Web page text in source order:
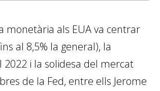
monetària als EUA va centrar
al 8,5% la general), la
i la solidesa del mercat
de la Fed, entre ells Jerome